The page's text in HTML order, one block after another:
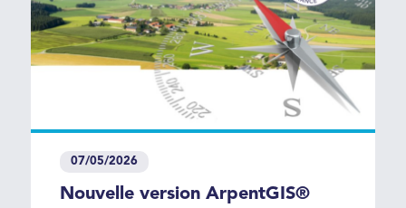
07/05/2026
Nouvelle version ArpentGIS®